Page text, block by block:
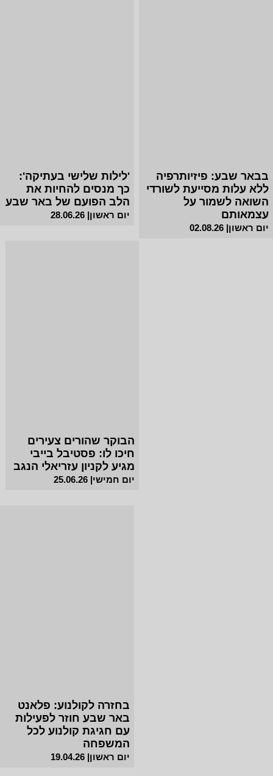
בבאר שבע: פיזיותרפיה
ללא עלות מסייעת לשורדי
השואה לשמור על
עצמאותם
יום ראשון| 02.08.26
'לילות שלישי בעתיקה':
כך מנסים להחיות את
הלב הפועם של באר שבע
יום ראשון| 28.06.26
הבוקר שהורים צעירים
חיכו לו: פסטיבל בייבי
מגיע לקניון עזריאלי הנגב
יום חמישי| 25.06.26
בחזרה לקולנוע: פלאנט
באר שבע חוזר לפעילות
עם חגיגת קולנוע לכל
המשפחה
יום ראשון| 19.04.26